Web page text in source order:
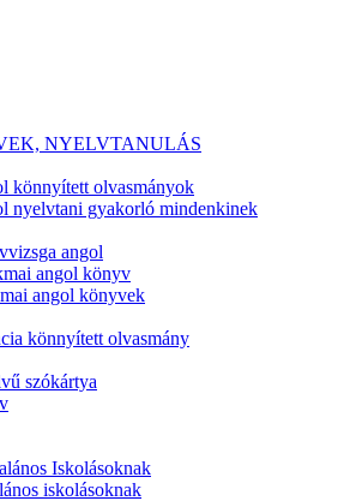
NYELVTANULÁS
könnyített olvasmányok
nyelvtani gyakorló mindenkinek
angol
angol könyv
angol könyvek
könnyített olvasmány
szókártya
Iskolásoknak
iskolásoknak